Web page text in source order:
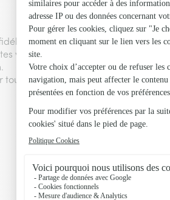
vous permettant de
vos commandes
toute commande passée